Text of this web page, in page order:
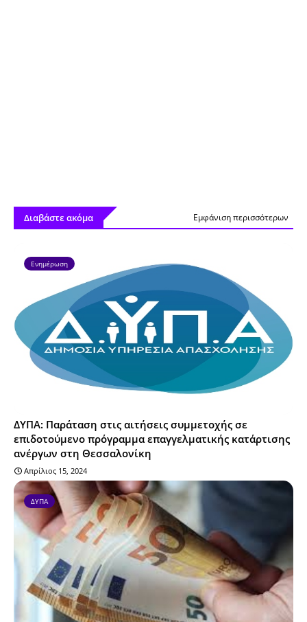
Διαβάστε ακόμα Εμφάνιση περισσότερων
Ενημέρωση
ΔΥΠΑ: Παράταση στις αιτήσεις συμμετοχής σε
επιδοτούμενο πρόγραμμα επαγγελματικής κατάρτισης
ανέργων στη Θεσσαλονίκη
Απρίλιος 15, 2024
ΔΥΠΑ